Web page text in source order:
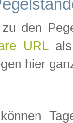
den
URLals
hier
können